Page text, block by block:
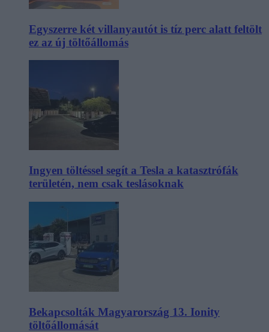
Egyszerre két villanyautót is tíz perc alatt feltölt
ez az új töltőállomás
Ingyen töltéssel segít a Tesla a katasztrófák
területén, nem csak teslásoknak
Bekapcsolták Magyarország 13. Ionity
töltőállomását